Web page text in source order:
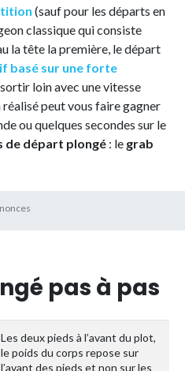
(sauf pour les départs en
classique qui consiste
la tête la première, le départ
basé sur une forte
loin avec une vitesse
peut vous faire gagner
ou quelques secondes sur le
de départ plongé : le grab
pas à pas
Les deux pieds à l’avant du plot,
le poids du corps repose sur
l’avant des pieds et non sur les